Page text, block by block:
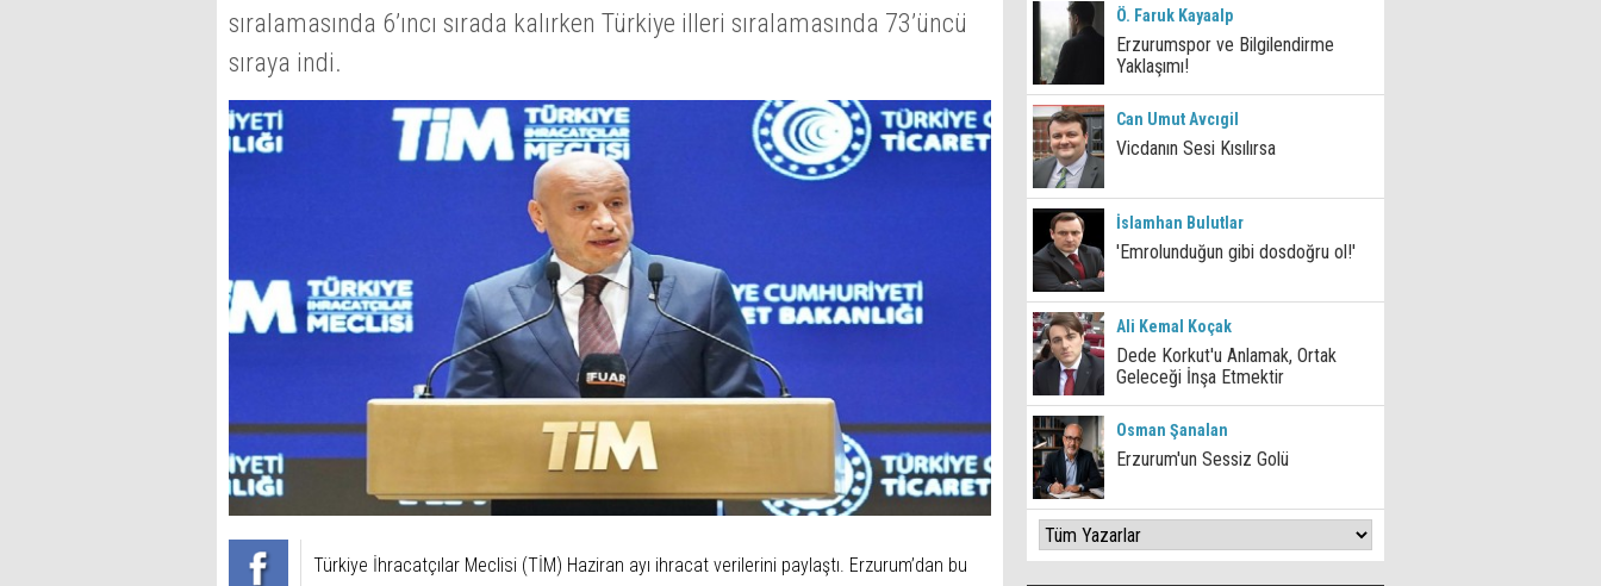
sıralamasında 6’ıncı sırada kalırken Türkiye illeri sıralamasında 73’üncü
sıraya indi.
Türkiye İhracatçılar Meclisi (TİM) Haziran ayı ihracat verilerini paylaştı. Erzurum’dan bu
Ö. Faruk Kayaalp
Erzurumspor ve Bilgilendirme
Yaklaşımı!
Can Umut Avcıgil
Vicdanın Sesi Kısılırsa
İslamhan Bulutlar
'Emrolunduğun gibi dosdoğru ol!'
Ali Kemal Koçak
Dede Korkut'u Anlamak, Ortak
Geleceği İnşa Etmektir
Osman Şanalan
Erzurum'un Sessiz Golü